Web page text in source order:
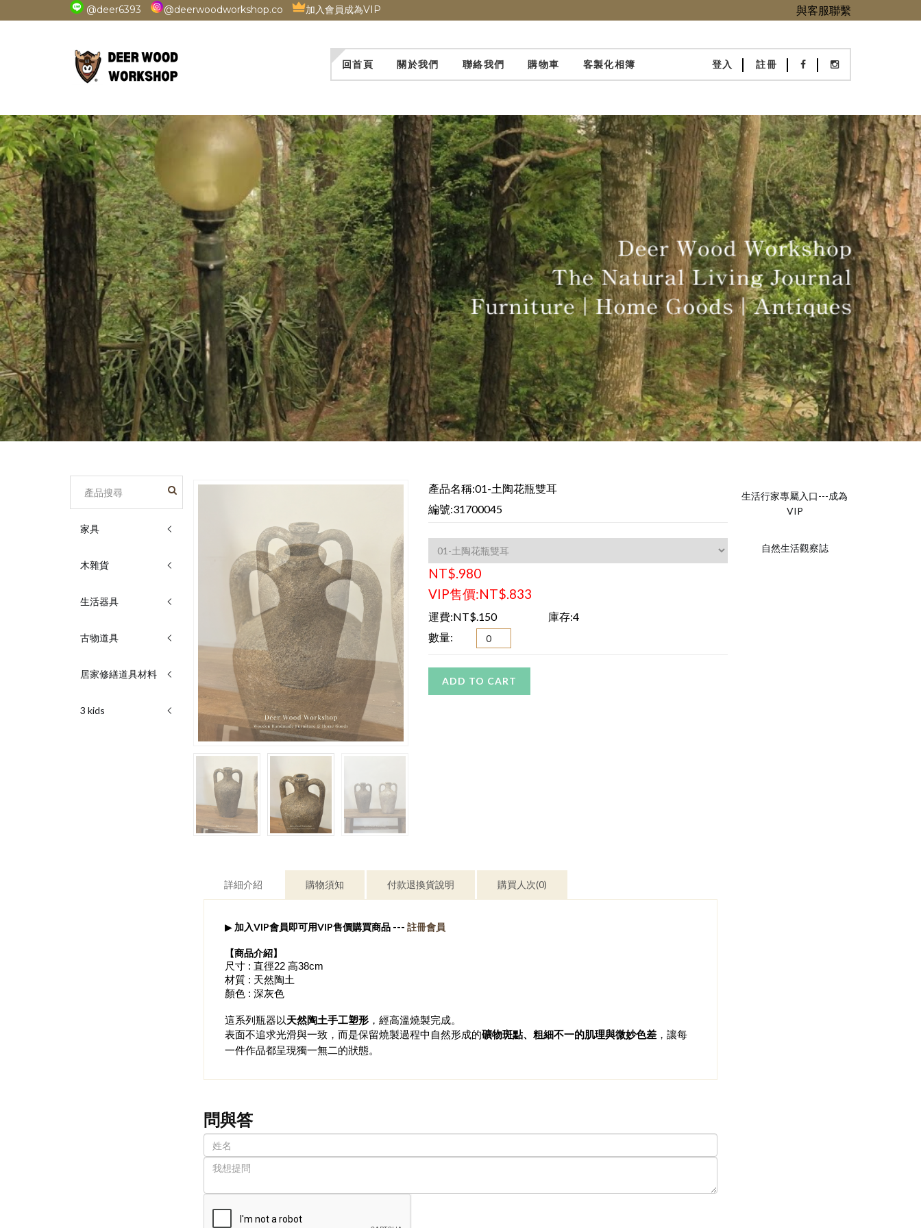
@deer6393 @deerwoodworkshop.co 加入會員成為VIP 與客服聯繫
回首頁 關於我們 聯絡我們 購物車 客製化相簿 登入 註冊
家具
木雜貨
生活器具
古物道具
居家修繕道具材料
3 kids
產品名稱:01-土陶花瓶雙耳
編號:31700045
NT$.980
VIP售價:NT$.833
運費:NT$.150
庫存:4
數量:
ADD TO CART
詳細介紹 購物須知 付款退換貨說明 購買人次(0)
▶ 加入VIP會員即可用VIP售價購買商品 --- 註冊會員
​【商品介紹】
尺寸 : 直徑22 高38cm
材質 : 天然陶土
顏色 : 深灰色
這系列瓶器以天然陶土手工塑形 ，經高溫燒製完成。
表面不追求光滑與一致，而是保留燒製過程中自然形成的礦物斑點、粗細不一的肌理與微妙色差 ，讓每
一件作品都呈現獨一無二的狀態。
問與答
生活行家專屬入口---成為
VIP
自然生活觀察誌